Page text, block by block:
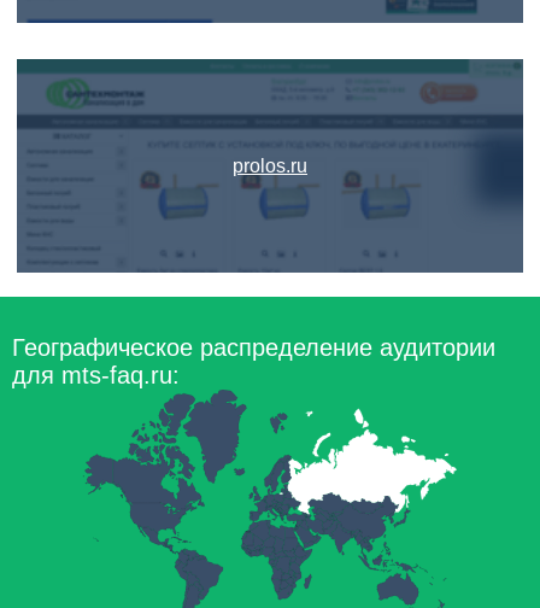
prolos.ru
Географическое распределение аудитории
для mts-faq.ru: